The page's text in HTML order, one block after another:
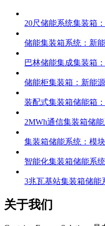
20尺储能系统集装箱
储能集装箱系统：新
巴林储能集成集装箱
储能柜集装箱：新能
装配式集装箱储能箱
2MWh通信集装箱储
集装箱储能系统：模
智能化集装箱储能系
3兆瓦基站集装箱储能
关于我们